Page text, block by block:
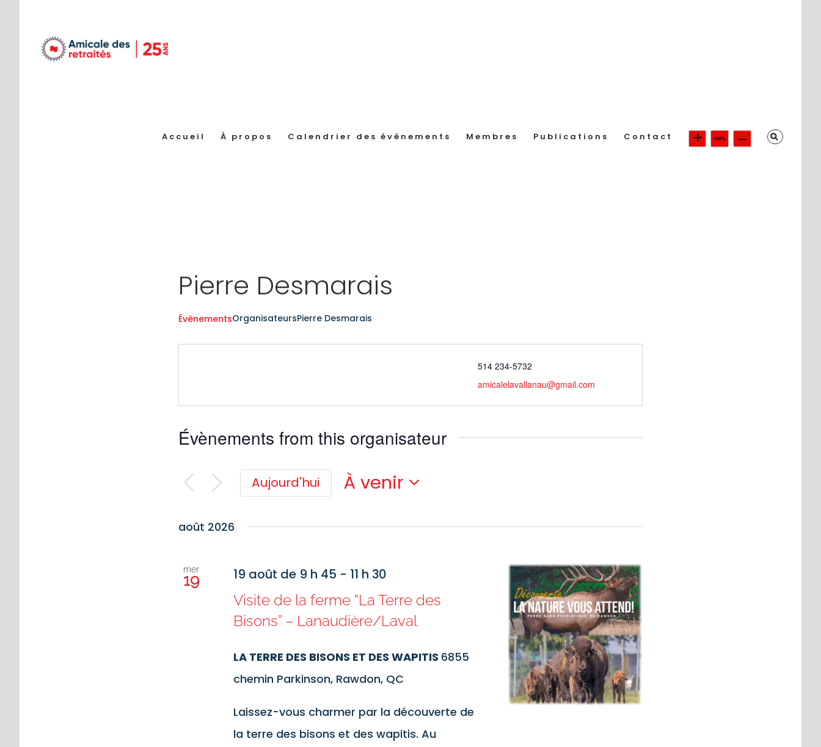
contenu
Accueil À propos Calendrier des événements Membres Publications Contact
Pierre Desmarais
ÉvènementsOrganisateursPierre Desmarais
514 234-5732
amicalelavallanau@gmail.com
Évènements from this organisateur
Aujourd'hui
À venir
une
août 2026
mer
19 19 août de 9 h 45 - 11 h 30
Visite de la ferme “La Terre des
Bisons” – Lanaudière/Laval
LA TERRE DES BISONS ET DES WAPITIS 6855
chemin Parkinson, Rawdon, QC
Laissez-vous charmer par la découverte de
la terre des bisons et des wapitis. Au